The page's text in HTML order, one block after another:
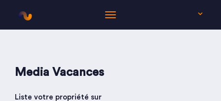
Media Vacances
Liste votre propriété sur